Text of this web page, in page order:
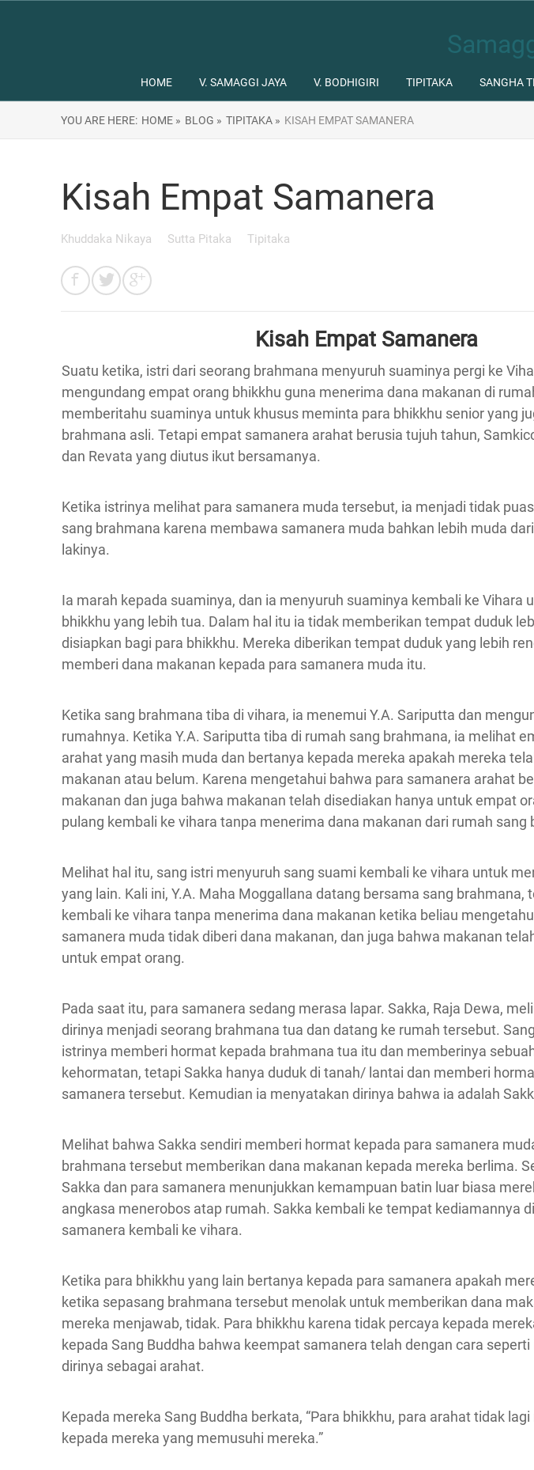
HOME V. SAMAGGI JAYA V. BODHIGIRI TIPITAKA SANGHA
YOU ARE HERE: HOME » BLOG » TIPITAKA » KISAH EMPAT SAMANERA
Kisah Empat Samanera
Khuddaka Nikaya Sutta Pitaka Tipitaka
Kisah Empat Samanera
Suatu ketika, istri dari seorang brahmana menyuruh suaminya pergi ke
mengundang empat orang bhikkhu guna menerima dana makanan di
memberitahu suaminya untuk khusus meminta para bhikkhu senior yang
brahmana asli. Tetapi empat samanera arahat berusia tujuh tahun,
dan Revata yang diutus ikut bersamanya.
Ketika istrinya melihat para samanera muda tersebut, ia menjadi tidak
sang brahmana karena membawa samanera muda bahkan lebih muda
lakinya.
Ia marah kepada suaminya, dan ia menyuruh suaminya kembali ke Vihara
bhikkhu yang lebih tua. Dalam hal itu ia tidak memberikan tempat duduk
disiapkan bagi para bhikkhu. Mereka diberikan tempat duduk yang lebih
memberi dana makanan kepada para samanera muda itu.
Ketika sang brahmana tiba di vihara, ia menemui Y.A. Sariputta dan
rumahnya. Ketika Y.A. Sariputta tiba di rumah sang brahmana, ia melihat
arahat yang masih muda dan bertanya kepada mereka apakah mereka
makanan atau belum. Karena mengetahui bahwa para samanera arahat
makanan dan juga bahwa makanan telah disediakan hanya untuk empat
pulang kembali ke vihara tanpa menerima dana makanan dari rumah sang
Melihat hal itu, sang istri menyuruh sang suami kembali ke vihara untuk
yang lain. Kali ini, Y.A. Maha Moggallana datang bersama sang brahmana,
kembali ke vihara tanpa menerima dana makanan ketika beliau
samanera muda tidak diberi dana makanan, dan juga bahwa makanan
untuk empat orang.
Pada saat itu, para samanera sedang merasa lapar. Sakka, Raja Dewa,
dirinya menjadi seorang brahmana tua dan datang ke rumah tersebut.
istrinya memberi hormat kepada brahmana tua itu dan memberinya
kehormatan, tetapi Sakka hanya duduk di tanah/ lantai dan memberi
samanera tersebut. Kemudian ia menyatakan dirinya bahwa ia adalah
Melihat bahwa Sakka sendiri memberi hormat kepada para samanera
brahmana tersebut memberikan dana makanan kepada mereka berlima.
Sakka dan para samanera menunjukkan kemampuan batin luar biasa
angkasa menerobos atap rumah. Sakka kembali ke tempat kediamannya
samanera kembali ke vihara.
Ketika para bhikkhu yang lain bertanya kepada para samanera apakah
ketika sepasang brahmana tersebut menolak untuk memberikan dana
mereka menjawab, tidak. Para bhikkhu karena tidak percaya kepada
kepada Sang Buddha bahwa keempat samanera telah dengan cara
dirinya sebagai arahat.
Kepada mereka Sang Buddha berkata, “Para bhikkhu, para arahat tidak
kepada mereka yang memusuhi mereka.”